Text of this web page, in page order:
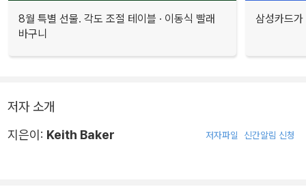
8월 특별 선물. 각도 조절 테이블 · 이동식 빨래
바구니
삼성카드
저자 소개
지은이: Keith Baker 저자파일 신간알림 신청